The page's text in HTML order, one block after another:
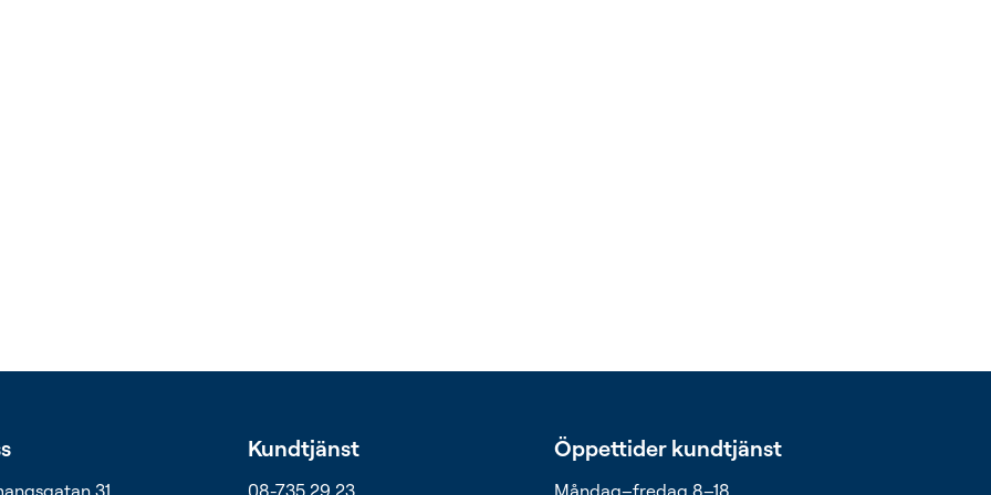
31
Kundtjänst
08-735 29 23
Öppettider kundtjänst
Måndag–fredag 8–18